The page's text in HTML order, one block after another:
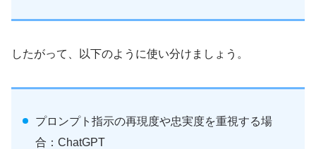
したがって、以下のように使い分けましょう。
プロンプト指示の再現度や忠実度を重視する場
合：ChatGPT